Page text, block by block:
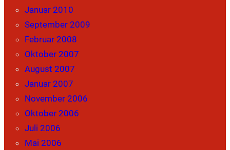
Januar 2010
September 2009
Februar 2008
Oktober 2007
August 2007
Januar 2007
November 2006
Oktober 2006
Juli 2006
Mai 2006